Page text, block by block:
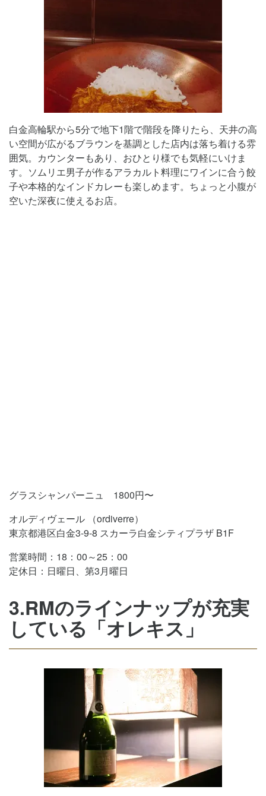
白金高輪駅から5分で地下1階で階段を降りたら、天井の高
い空間が広がるブラウンを基調とした店内は落ち着ける雰
囲気。カウンターもあり、おひとり様でも気軽にいけま
す。ソムリエ男子が作るアラカルト料理にワインに合う餃
子や本格的なインドカレーも楽しめます。ちょっと小腹が
空いた深夜に使えるお店。
グラスシャンパーニュ 1800円〜
オルディヴェール （ordiverre）
東京都港区白金3-9-8 スカーラ白金シティプラザ B1F
営業時間：18：00～25：00
定休日：日曜日、第3月曜日
3.RMのラインナップが充実
している「オレキス」